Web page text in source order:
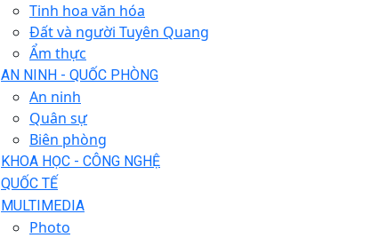
Tinh hoa văn hóa
Đất và người Tuyên Quang
Ẩm thực
AN NINH - QUỐC PHÒNG
An ninh
Quân sự
Biên phòng
KHOA HỌC - CÔNG NGHỆ
QUỐC TẾ
MULTIMEDIA
Photo